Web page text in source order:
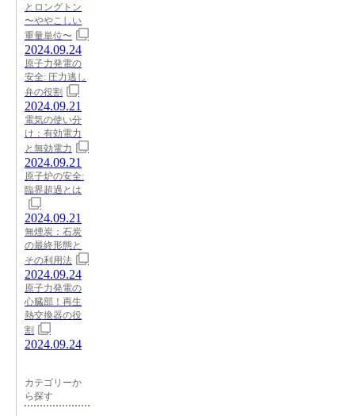
とロングトン
〜ややこしい
重量単位〜
2024.09.24
原子力発電の
安全: 圧力逃し
弁の役割
2024.09.21
電気の使い分
け：有効電力
と無効電力
2024.09.21
原子炉の安全:
臨界超過とは
2024.09.21
無煙炭：石炭
の最終形態と
その利用法
2024.09.24
原子力発電の
心臓部！再生
熱交換器の役
割
2024.09.24
カテゴリーか
ら探す